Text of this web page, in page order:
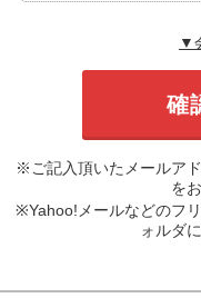
▼
※ご記入頂いたメールア
を
※Yahoo!メールなどのフ
ォルダ